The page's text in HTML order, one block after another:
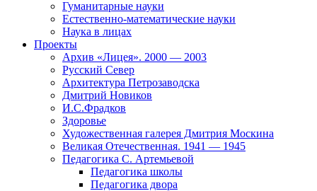
Гуманитарные науки
Естественно-математические науки
Наука в лицах
Проекты
Архив «Лицея». 2000 — 2003
Русский Север
Архитектура Петрозаводска
Дмитрий Новиков
И.С.Фрадков
Здоровье
Художественная галерея Дмитрия Москина
Великая Отечественная. 1941 — 1945
Педагогика С. Артемьевой
Педагогика школы
Педагогика двора